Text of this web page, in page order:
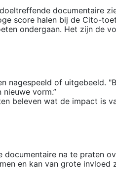
documentaire
score halen bij de Cito-
ondergaan. Het zijn de
nagespeeld of uitgebeeld.
vorm.”
beleven wat de impact is
documentaire na te praten
en kan van grote invloed